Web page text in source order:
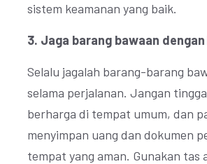
sistem keamanan yang baik.
3. Jaga barang bawaan
Selalu jagalah barang-barang
selama perjalanan. Jangan
berharga di tempat umum, dan
menyimpan uang dan dokumen
tempat yang aman. Gunakan tas